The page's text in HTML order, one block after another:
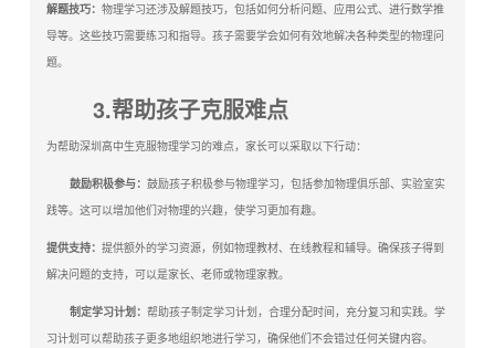
解题技巧：物理学习还涉及解题技巧，包括如何分析问题、应用公式、进行数学推
导等。这些技巧需要练习和指导。孩子需要学会如何有效地解决各种类型的物理问
题。
3.帮助孩子克服难点
为帮助深圳高中生克服物理学习的难点，家长可以采取以下行动：
鼓励积极参与：鼓励孩子积极参与物理学习，包括参加物理俱乐部、实验室实
践等。这可以增加他们对物理的兴趣，使学习更加有趣。
提供支持：提供额外的学习资源，例如物理教材、在线教程和辅导。确保孩子得到
解决问题的支持，可以是家长、老师或物理家教。
制定学习计划：帮助孩子制定学习计划，合理分配时间，充分复习和实践。学
习计划可以帮助孩子更多地组织地进行学习，确保他们不会错过任何关键内容。